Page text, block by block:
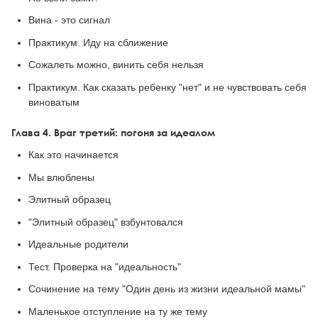
Вина - это сигнал
Практикум. Иду на сближение
Сожалеть можно, винить себя нельзя
Практикум. Как сказать ребенку "нет" и не чувствовать себя
виноватым
Глава 4. Враг третий: погоня за идеалом
Как это начинается
Мы влюблены
Элитный образец
"Элитный образец" взбунтовался
Идеальные родители
Тест. Проверка на "идеальность"
Сочинение на тему "Один день из жизни идеальной мамы"
Маленькое отступление на ту же тему